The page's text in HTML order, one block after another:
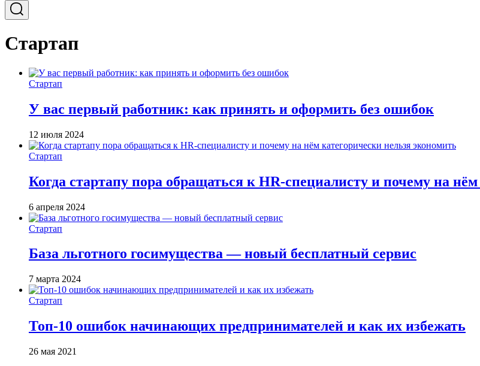
Стартап
Стартап
У вас первый работник: как принять и оформить без ошибок
12 июля 2024
Стартап
Когда стартапу пора обращаться к HR-специалисту и почему на
6 апреля 2024
Стартап
База льготного госимущества — новый бесплатный сервис
7 марта 2024
Стартап
Топ-10 ошибок начинающих предпринимателей и как их избежать
26 мая 2021